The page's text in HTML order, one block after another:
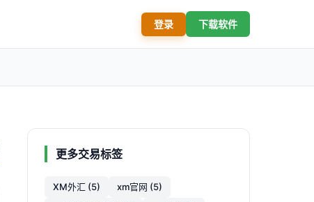
登录 下载软件
更多交易标签
XM外汇 (5)
xm官网 (5)